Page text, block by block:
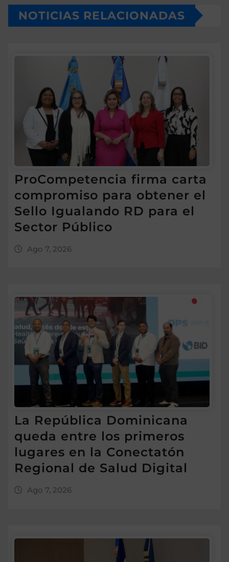
NOTICIAS RELACIONADAS
ProCompetencia firma carta
compromiso para obtener el
Sello Igualando RD para el
Sector Público
Ago 7, 2026
La República Dominicana
queda entre los primeros
lugares en la Conectatón
Regional de Salud Digital
Ago 7, 2026